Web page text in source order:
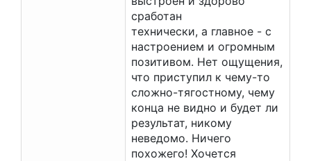
сработан
технически, а главное - с
настроением и огромным
позитивом. Нет ощущения,
что приступил к чему-то
сложно-тягостному, чему
конца не видно и будет ли
результат, никому
неведомо. Ничего
похожего! Хочется